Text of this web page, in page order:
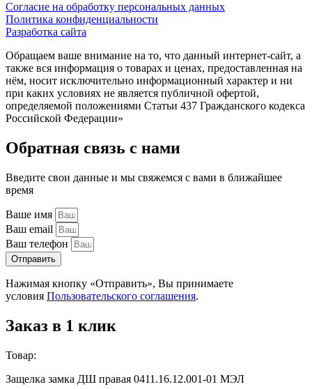
Согласие на обработку персональных данных
Политика конфиденциальности
Разработка сайта
Обращаем ваше внимание на то, что данный интернет-сайт, а
также вся информация о товарах и ценах, предоставленная на
нём, носит исключительно информационный характер и ни
при каких условиях не является публичной офертой,
определяемой положениями Статьи 437 Гражданского кодекса
Российской Федерации»
Обратная связь с нами
Введите свои данные и мы свяжемся с вами в ближайшее
время
Ваше имя
Ваш email
Ваш телефон
Отправить
Нажимая кнопку «Отправить», Вы принимаете
условия Пользовательского соглашения.
Заказ в 1 клик
Товар:
Защелка замка ДШ правая 0411.16.12.001-01 МЭЛ